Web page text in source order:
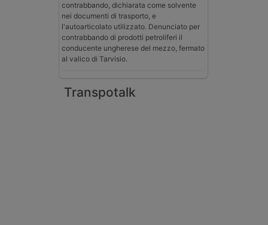
contrabbando, dichiarata come solvente
nei documenti di trasporto, e
l'autoarticolato utilizzato. Denunciato per
contrabbando di prodotti petroliferi il
conducente ungherese del mezzo, fermato
al valico di Tarvisio.
Transpotalk